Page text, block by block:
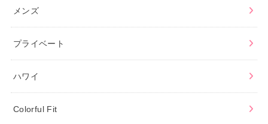
メンズ
プライベート
ハワイ
Colorful Fit